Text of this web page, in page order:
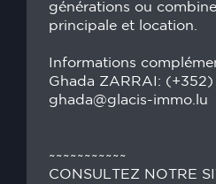
générations ou
principale et location.
Informations
Ghada ZARRAI: (+352)
ghada@glacis-immo.lu
~~~~~~~~~~~
CONSULTEZ NOTRE